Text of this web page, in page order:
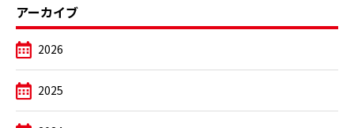
アーカイブ
2026
2025